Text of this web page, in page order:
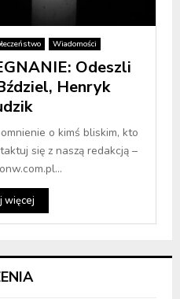
Wiadomości
Odeszli
Henryk
o kimś bliskim, kto
się z naszą redakcją –
więcej